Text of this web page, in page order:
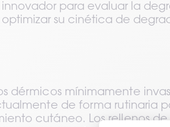
para evaluar la
optimizar su cinética de
dérmicos mínimamente
de forma rutinaria
cutáneo. Los rellenos